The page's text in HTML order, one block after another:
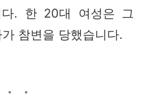
다. 한 20대 여성은 그
참변을 당했습니다.